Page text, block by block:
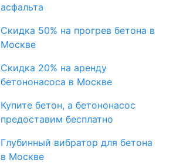
асфальта
Скидка 50% на прогрев бетона в
Москве
Скидка 20% на аренду
бетононасоса в Москве
Купите бетон, а бетононасос
предоставим бесплатно
Глубинный вибратор для бетона
в Москве